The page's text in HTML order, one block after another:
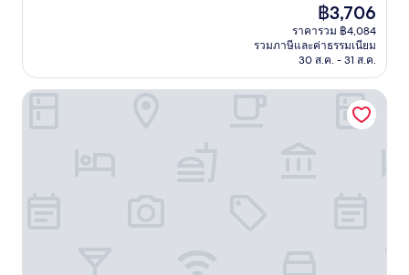
รีวิว)
ราคา
ปัจจุบัน
คือ
฿3,706
฿3,706
ราคารวม ฿4,084
รวมภาษีและค่าธรรมเนียม
30 ส.ค. - 31 ส.ค.
ไฮแอทรีเจนซี เทศมณฑลออเรนจ์